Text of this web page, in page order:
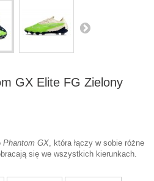
GX Elite FG Zielony
Phantom GX, która łączy w sobie różne
się we wszystkich kierunkach.